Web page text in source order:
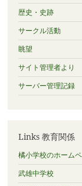
歴史・史跡
サークル活動
眺望
サイト管理者より
サーバー管理記録
Links 教育関係
橘小学校のホーム
武雄中学校